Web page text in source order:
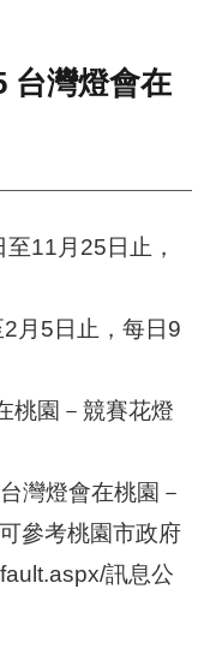
台灣燈會在
11月25日止，
月5日止，每日9
桃園－競賽花燈
灣燈會在桃園－
參考桃園市政府
訊息公